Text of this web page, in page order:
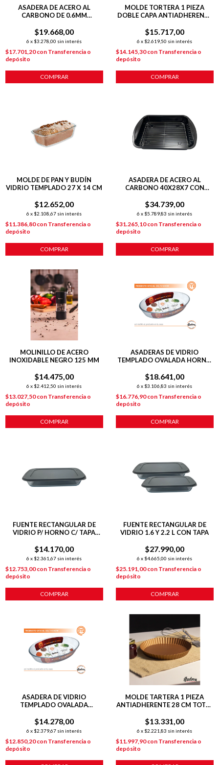
ASADERA DE ACERO AL
CARBONO DE 0.6MM
$19.668,00
6 x $3.278,00 sin interés
$17.701,20con Transferencia o
depósito
COMPRAR
MOLDE TORTERA 1 PIEZA
DOBLE CAPA ANTIADHERENTE
$15.717,00
6 x $2.619,50 sin interés
$14.145,30con Transferencia o
depósito
COMPRAR
MOLDE DE PAN Y BUDÍN
VIDRIO TEMPLADO 27 X 14 CM
$12.652,00
6 x $2.108,67 sin interés
$11.386,80con Transferencia o
depósito
COMPRAR
ASADERA DE ACERO AL
CARBONO 40X28X7 CON
$34.739,00
6 x $5.789,83 sin interés
$31.265,10con Transferencia o
depósito
COMPRAR
MOLINILLO DE ACERO
INOXIDABLE NEGRO 125 MM
$14.475,00
6 x $2.412,50 sin interés
$13.027,50con Transferencia o
depósito
COMPRAR
ASADERAS DE VIDRIO
TEMPLADO OVALADA HORNO
$18.641,00
6 x $3.106,83 sin interés
$16.776,90con Transferencia o
depósito
COMPRAR
FUENTE RECTANGULAR DE
VIDRIO P/ HORNO C/ TAPA
$14.170,00
6 x $2.361,67 sin interés
$12.753,00con Transferencia o
depósito
COMPRAR
FUENTE RECTANGULAR DE
VIDRIO 1.6 Y 2.2 L CON TAPA
$27.990,00
6 x $4.665,00 sin interés
$25.191,00con Transferencia o
depósito
COMPRAR
ASADERA DE VIDRIO
TEMPLADO OVALADA
$14.278,00
6 x $2.379,67 sin interés
$12.850,20con Transferencia o
depósito
MOLDE TARTERA 1 PIEZA
ANTIADHERENTE 28 CM TOTAL
$13.331,00
6 x $2.221,83 sin interés
$11.997,90con Transferencia o
depósito